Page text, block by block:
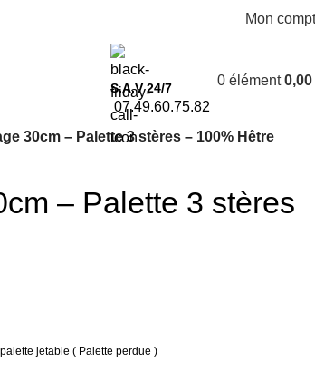
Mon
S.A.V 24/7
07.49.60.75.82
0 élément 0,00
30cm – Palette 3 stères – 100% Hêtre
– Palette 3 stères
jetable ( Palette perdue )